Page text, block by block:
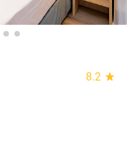
8.2 star